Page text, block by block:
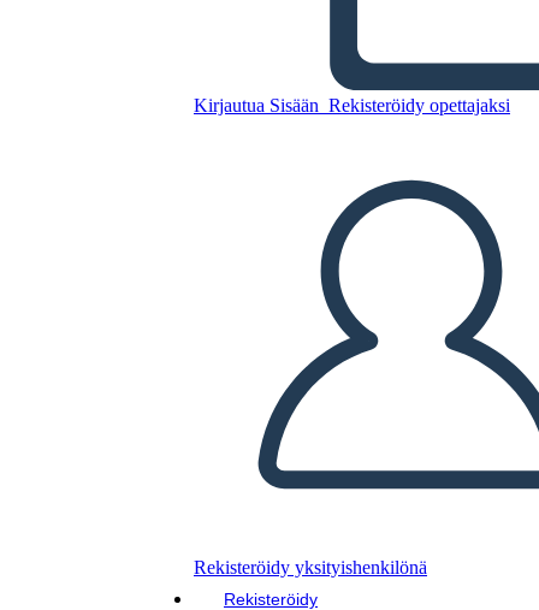
Kirjautua Sisään Rekisteröidy opettajaksi
Rekisteröidy yksityishenkilönä
Rekisteröidy
Pyramídy
LUO KUVAKÄSIKIRJOITUS
TOISTA DIAESITYS
LUE MINULLE